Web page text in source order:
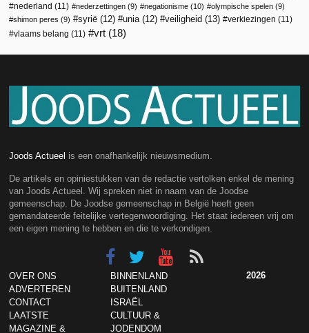
nederland (11) nederzettingen (9) negationisme (10) olympische spelen (9)
shimon peres (9) syrië (12) unia (12) veiligheid (13) verkiezingen (11)
vlaams belang (11) vrt (18)
Joods Actueel is een onafhankelijk nieuwsmedium.
De artikels en opiniestukken van de redactie vertolken enkel de mening
van Joods Actueel. Wij spreken niet in naam van de Joodse
gemeenschap. De Joodse gemeenschap in België heeft geen
gemandateerde feitelijke vertegenwoordiging. Het staat iedereen vrij om
een eigen mening te hebben en die te verkondigen.
OVER ONS
ADVERTEREN
CONTACT
LAATSTE
MAGAZINE &
BINNENLAND
BUITENLAND
ISRAËL
CULTUUR &
JODENDOM
2026